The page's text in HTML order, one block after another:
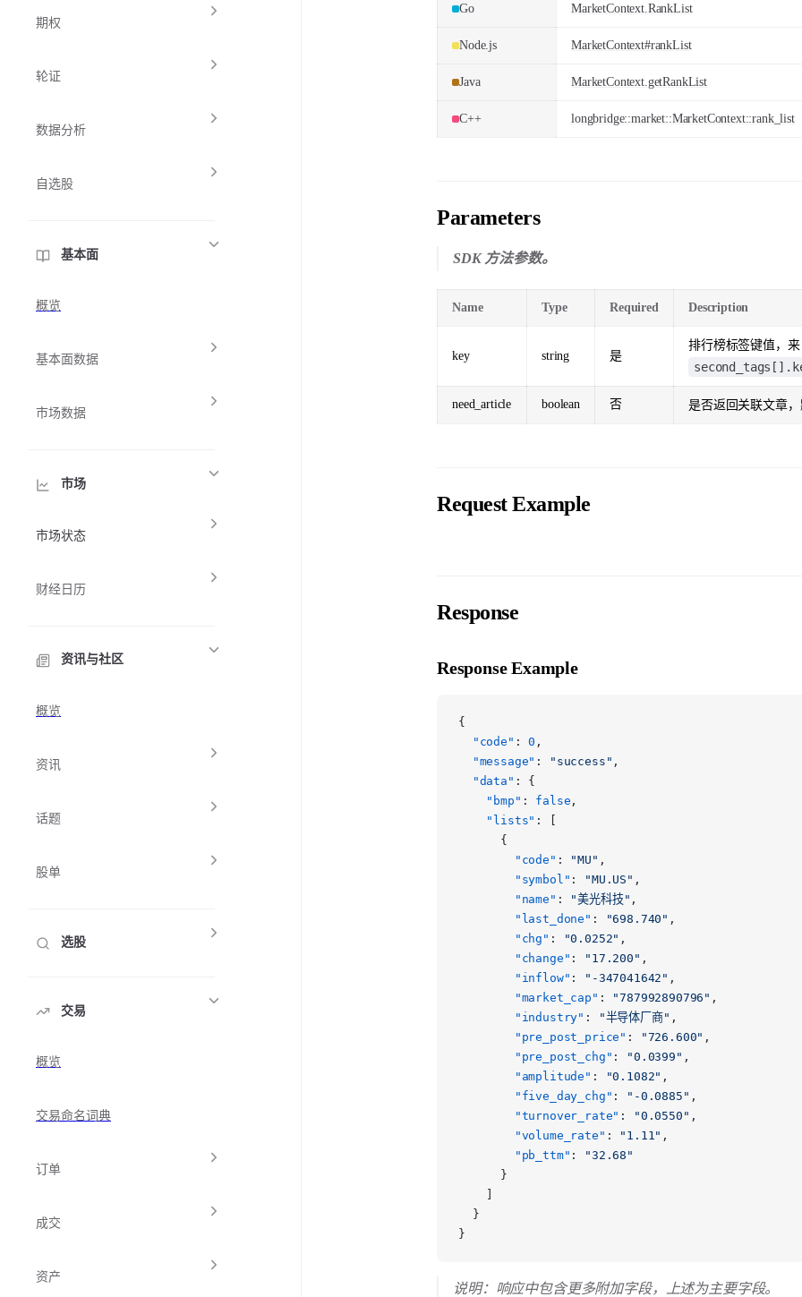
期权
轮证
数据分析
自选股
基本面
概览
基本面数据
市场数据
市场
市场状态
财经日历
资讯与社区
概览
资讯
话题
股单
选股
交易
概览
交易命名词典
订单
成交
资产
Go MarketContext.RankList
Node.js MarketContext#rankList
Java MarketContext.getRankList
C++ longbridge::market::MarketContext::rank_list
Parameters
SDK 方法参数。
Name Type Required Description
key string 是
排行榜标签键值，
need_article boolean 否 是否返回关联文章
Request Example
Response
Response Example
{
  "code"
: 0 ,
  "message"
: "success" ,
  "data"
: {
    "bmp"
: false ,
    "lists"
: [
      {
        "code"
: "MU" ,
        "symbol"
: "MU.US" ,
        "name"
: "美光科技" ,
        "last_done"
: "698.740" ,
        "chg"
: "0.0252" ,
        "change"
: "17.200" ,
        "inflow"
: "-347041642" ,
        "market_cap"
: "787992890796" ,
        "industry"
: "半导体厂商" ,
        "pre_post_price"
: "726.600" ,
        "pre_post_chg"
: "0.0399" ,
        "amplitude"
: "0.1082" ,
        "five_day_chg"
: "-0.0885" ,
        "turnover_rate"
: "0.0550" ,
        "volume_rate"
: "1.11" ,
        "pb_ttm"
:
"32.68"
      }
  }
}
说明：响应中包含更多附加字段，上述为主要字段。